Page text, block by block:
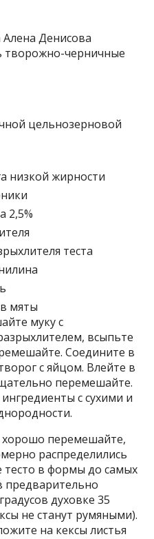
Алена Денисова
творожно-черничные
цельнозерновой
низкой жирности
2,5%
теста
мяты
муку с
всыпьте
Соедините в
с яйцом. Влейте в
перемешайте.
с сухими и
хорошо перемешайте,
распределились
тесто в формы до самых
предварительно
духовке 35
не станут румяными).
на кексы листья